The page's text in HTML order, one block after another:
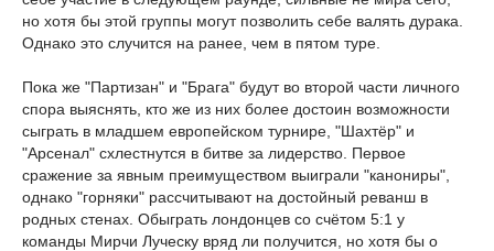
но хотя бы этой группы могут позволить себе валять дурака.
Однако это случится на ранее, чем в пятом туре.
Пока же "Партизан" и "Брага" будут во второй части личного
спора выяснять, кто же из них более достоин возможности
сыграть в младшем европейском турнире, "Шахтёр" и
"Арсенал" схлестнутся в битве за лидерство. Первое
сражение за явным преимуществом выиграли "канониры",
однако "горняки" рассчитывают на достойный реванш в
родных стенах. Обыграть лондонцев со счётом 5:1 у
команды Мирчи Луческу вряд ли получится, но хотя бы о